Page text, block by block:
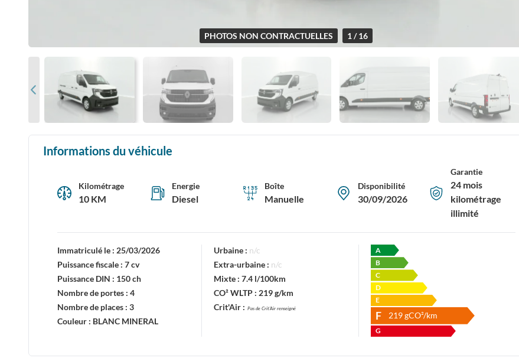
PHOTOS NON CONTRACTUELLES 1 / 16
Informations du véhicule
Kilométrage
10 KM
Energie
Diesel
Boîte
Manuelle
Disponibilité
30/09/2026
Garantie
24 mois
kilométrage
illimité
Immatriculé le : 25/03/2026
Puissance fiscale : 7 cv
Puissance DIN : 150 ch
Nombre de portes : 4
Nombre de places : 3
Couleur : BLANC MINERAL
Urbaine : n/c
Extra-urbaine : n/c
Mixte :7.4 l/100km
CO² WLTP : 219 g/km
Crit'Air : Pas de Crit'Air renseigné
A
B
C
D
E
F 219gCO²/km
G